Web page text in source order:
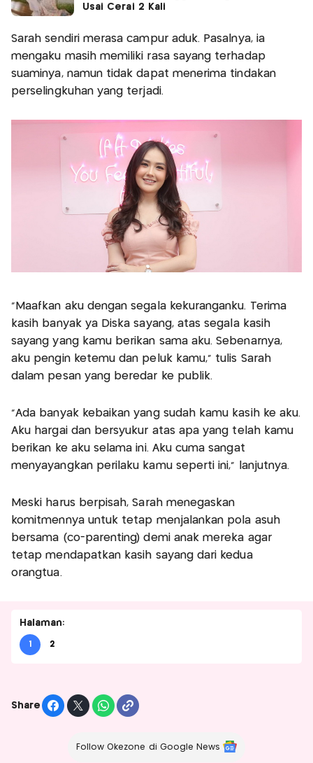
Usai Cerai 2 Kali
Sarah sendiri merasa campur aduk. Pasalnya, ia
mengaku masih memiliki rasa sayang terhadap
suaminya, namun tidak dapat menerima tindakan
perselingkuhan yang terjadi.
“Maafkan aku dengan segala kekuranganku. Terima
kasih banyak ya Diska sayang, atas segala kasih
sayang yang kamu berikan sama aku. Sebenarnya,
aku pengin ketemu dan peluk kamu,” tulis Sarah
dalam pesan yang beredar ke publik.
“Ada banyak kebaikan yang sudah kamu kasih ke aku.
Aku hargai dan bersyukur atas apa yang telah kamu
berikan ke aku selama ini. Aku cuma sangat
menyayangkan perilaku kamu seperti ini,” lanjutnya.
Meski harus berpisah, Sarah menegaskan
komitmennya untuk tetap menjalankan pola asuh
bersama (co-parenting) demi anak mereka agar
tetap mendapatkan kasih sayang dari kedua
orangtua.
Halaman:
1 2
Share
Follow Okezone di Google News